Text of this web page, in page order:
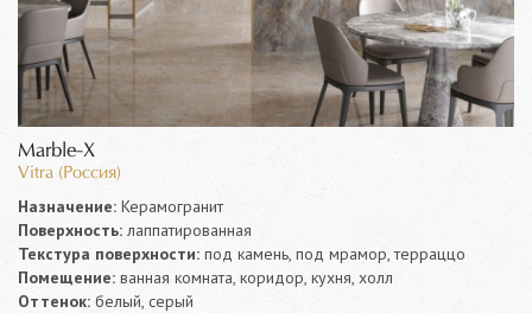
Marble-X
Vitra (Россия)
Назначение: Керамогранит
Поверхность: лаппатированная
Текстура поверхности: под камень, под мрамор, терраццо
Помещение: ванная комната, коридор, кухня, холл
Оттенок: белый, серый